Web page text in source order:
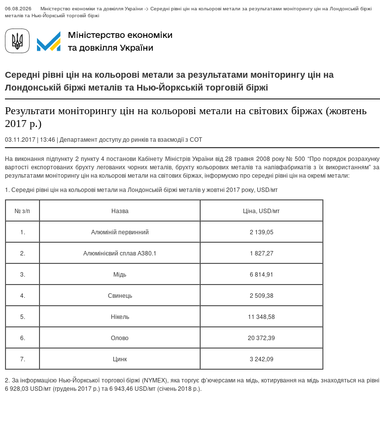
06.08.2026 Міністерство економіки та довкілля України -> Середні рівні цін на кольорові метали за результатами моніторингу цін на Лондонській біржі
металів та Нью-Йоркській торговій біржі
Середні рівні цін на кольорові метали за результатами моніторингу цін на
Лондонській біржі металів та Нью-Йоркській торговій біржі
Результати моніторингу цін на кольорові метали на світових біржах (жовтень
2017 р.)
03.11.2017 | 13:46 | Департамент доступу до ринків та взаємодії з СОТ
На виконання підпункту 2 пункту 4 постанови Кабінету Міністрів України від 28 травня 2008 року № 500 “Про порядок розрахунку
вартості експортованих брухту легованих чорних металів, брухту кольорових металів та напівфабрикатів з їх використанням” за
результатами моніторингу цін на кольорові метали на світових біржах, інформуємо про середні рівні цін на окремі метали:
1. Середні рівні цін на кольорові метали на Лондонській біржі металів у жовтні 2017 року, USD/мт
№ з/п Назва Ціна, USD/мт
1. Алюміній первинний 2 139,05
2. Алюмінієвий сплав А380.1 1 827,27
3. Мідь 6 814,91
4. Свинець 2 509,38
5. Нікель 11 348,58
6. Олово 20 372,39
7. Цинк 3 242,09
2. За інформацією Нью-Йоркської торгової біржі (NYMEX), яка торгує ф’ючерсами на мідь, котирування на мідь знаходяться на рівні
6 928,03 USD/мт (грудень 2017 р.) та 6 943,46 USD/мт (січень 2018 р.).